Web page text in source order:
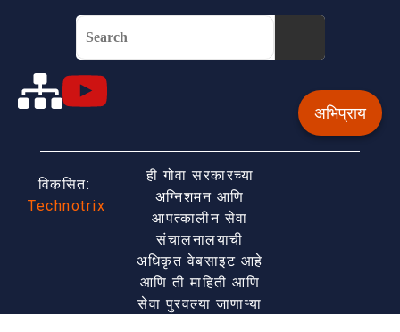
अभिप्राय
विकसित:
Technotrix
ही गोवा सरकारच्या
अग्निशमन आणि
आपत्कालीन सेवा
संचालनालयाची
अधिकृत वेबसाइट आहे
आणि ती माहिती आणि
सेवा पुरवल्या जाणाऱ्या